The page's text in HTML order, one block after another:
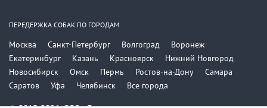
ПЕРЕДЕРЖКА СОБАК ПО ГОРОДАМ
Москва Санкт-Петербург Волгоград
Воронеж
Екатеринбург
Казань Красноярск
Нижний Новгород
Новосибирск
Омск Пермь Ростов-на-Дону
Самара
Саратов
Уфа Челябинск Все города